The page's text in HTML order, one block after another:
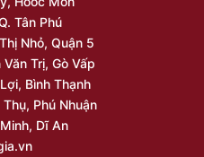
Tân Phú
Nhỏ, Quận 5
Trị, Gò Vấp
Bình Thạnh
Phú Nhuận
Dĩ An